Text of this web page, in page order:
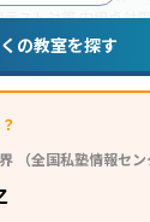
スト対策内申点対策
(旧AO)対策推薦入試対
に対応
受講可能
年の個別指導塾アン
の教室を探す
（全国私塾情報セ